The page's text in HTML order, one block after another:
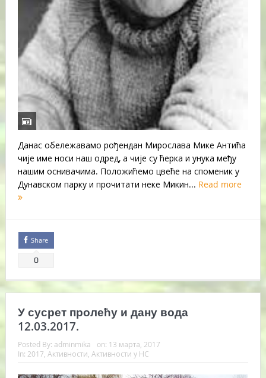
Данас обележавамо рођендан Мирослава Мике Антића
чије име носи наш одред, а чије су ћерка и унука међу
нашим оснивачима. Положићемо цвеће на споменик у
Дунавском парку и прочитати неке Микин... Read more
Share
0
У сусрет пролећу и дану вода
12.03.2017.
Posted By: adminmika on: 13 марта, 2017
In: 2017 Активности Активности у НС